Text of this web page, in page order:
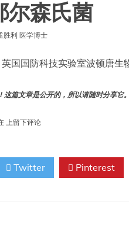
尔森氏菌
胜利 医学博士
国国防科技实验室波顿唐生
这篇文章是公开的，所以请随时分享它
致
耶
尔
森
上留下评论
Twitter Pinterest